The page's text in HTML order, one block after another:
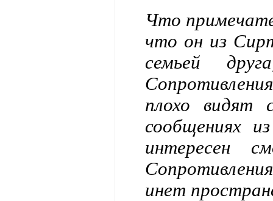
Что
что он из
семьей
плохо видят
сообщениях
интересен
инет